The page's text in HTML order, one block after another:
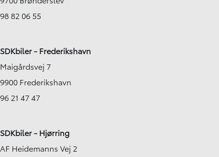
98 82 06 55
SDKbiler - Frederikshavn
Maigårdsvej 7
9900 Frederikshavn
96 21 47 47
SDKbiler - Hjørring
AF Heidemanns Vej 2